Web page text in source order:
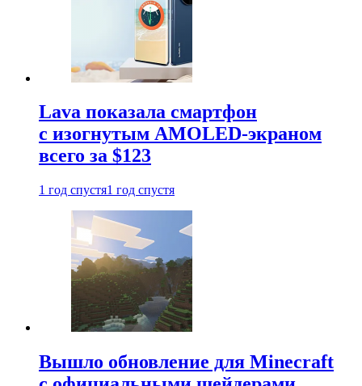
Lava показала смартфон
с изогнутым AMOLED-экраном
всего за $123
1 год спустя1 год спустя
Вышло обновление для Minecraft